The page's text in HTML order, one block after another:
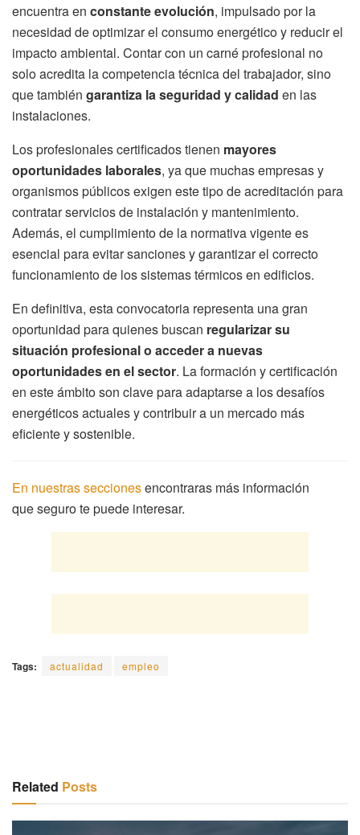
encuentra en constante evolución, impulsado por la
necesidad de optimizar el consumo energético y reducir el
impacto ambiental. Contar con un carné profesional no
solo acredita la competencia técnica del trabajador, sino
que también garantiza la seguridad y calidad en las
instalaciones.
Los profesionales certificados tienen mayores
oportunidades laborales, ya que muchas empresas y
organismos públicos exigen este tipo de acreditación para
contratar servicios de instalación y mantenimiento.
Además, el cumplimiento de la normativa vigente es
esencial para evitar sanciones y garantizar el correcto
funcionamiento de los sistemas térmicos en edificios.
En definitiva, esta convocatoria representa una gran
oportunidad para quienes buscan regularizar su
situación profesional o acceder a nuevas
oportunidades en el sector. La formación y certificación
en este ámbito son clave para adaptarse a los desafíos
energéticos actuales y contribuir a un mercado más
eficiente y sostenible.
En nuestras seccionesencontraras más información
quesegurote puede interesar.
Tags: actualidad empleo
Related Posts